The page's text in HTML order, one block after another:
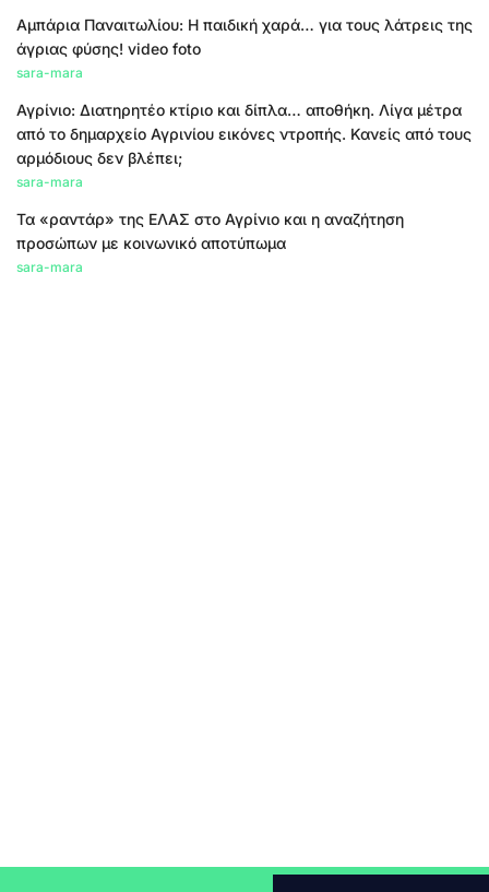
Αμπάρια Παναιτωλίου: Η παιδική χαρά… για τους λάτρεις της
άγριας φύσης! video foto
sara-mara
Αγρίνιο: Διατηρητέο κτίριο και δίπλα… αποθήκη. Λίγα μέτρα
από το δημαρχείο Αγρινίου εικόνες ντροπής. Κανείς από τους
αρμόδιους δεν βλέπει;
sara-mara
Τα «ραντάρ» της ΕΛΑΣ στο Αγρίνιο και η αναζήτηση
προσώπων με κοινωνικό αποτύπωμα
sara-mara